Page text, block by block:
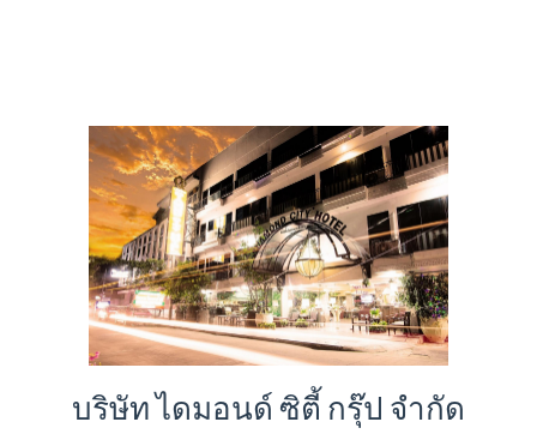
บริษัท ไดมอนด์ ซิตี้ กรุ๊ป จำกัด